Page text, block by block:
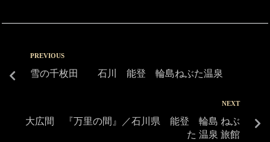
PREVIOUS
雪の千枚田 石川 能登 輪島ねぶた温泉
NEXT
大広間 『万里の間』／石川県 能登 輪島 ねぶ
た 温泉 旅館